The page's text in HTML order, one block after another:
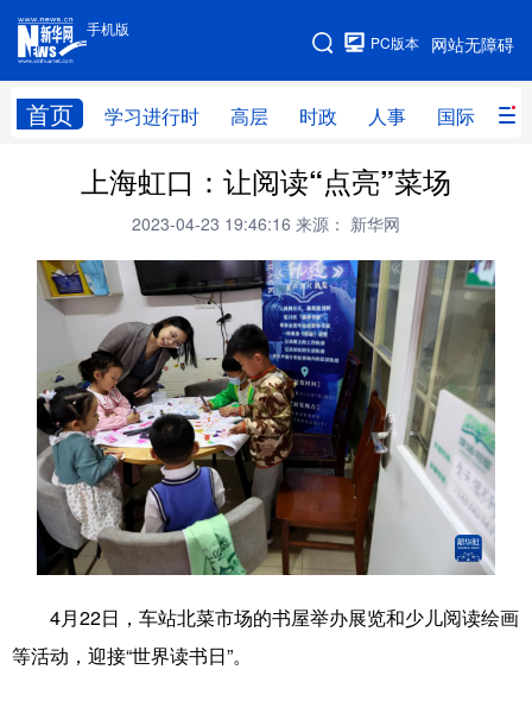
手机版
网站无障碍
PC版本
首页 学习进行时 高层 时政 人事 国际 财
手机版
网站地图
学习进行时 高层 时政 人事
财经 网评
台湾 思客智库 全球连线 教育
科创 量子 体育
文化 书画 健康 军事
访谈 视频 图片 政务
法律 中央文件 金融 汽车
食品 人居 信息化 数字经济
学术中国 乡村振兴 银龄 溯源中国
城市 旅游 能源 会展
上海虹口：让阅读“点亮”菜场
2023-04-23 19:46:16 来源： 新华网
4月22日，车站北菜市场的书屋举办展览和少儿阅读绘画
等活动，迎接“世界读书日”。